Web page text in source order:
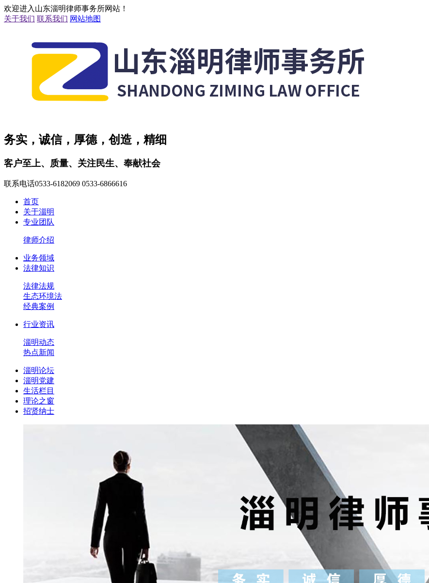
欢迎进入山东淄明律师事务所网站！
关于我们 联系我们 网站地图
务实，诚信，厚德，创造，精细
客户至上、质量、关注民生、奉献社会
联系电话0533-6182069 0533-6866616
首页
关于淄明
专业团队
律师介绍
业务领域
法律知识
法律法规
生态环境法
经典案例
行业资讯
淄明动态
热点新闻
淄明论坛
淄明党建
生活栏目
理论之窗
招贤纳士